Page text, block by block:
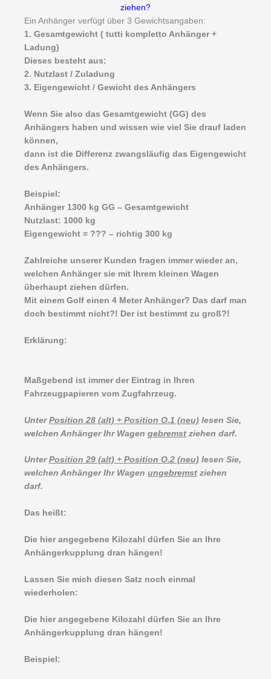
ziehen?
Ein Anhänger verfügt über 3 Gewichtsangaben:
1. Gesamtgewicht ( tutti kompletto Anhänger +
Ladung)
Dieses besteht aus:
2. Nutzlast / Zuladung
3. Eigengewicht / Gewicht des Anhängers
Wenn Sie also das Gesamtgewicht (GG) des
Anhängers haben und wissen wie viel Sie drauf laden
können,
dann ist die Differenz zwangsläufig das Eigengewicht
des Anhängers.
Beispiel:
Anhänger 1300 kg GG – Gesamtgewicht
Nutzlast: 1000 kg
Eigengewicht = ??? – richtig 300 kg
Zahlreiche unserer Kunden fragen immer wieder an,
welchen Anhänger sie mit Ihrem kleinen Wagen
überhaupt ziehen dürfen.
Mit einem Golf einen 4 Meter Anhänger? Das darf man
doch bestimmt nicht?! Der ist bestimmt zu groß?!
Erklärung:
Maßgebend ist immer der Eintrag in Ihren
Fahrzeugpapieren vom Zugfahrzeug.
Unter Position 28 (alt) + Position O.1 (neu) lesen Sie,
welchen Anhänger Ihr Wagen gebremst ziehen darf.
Unter Position 29 (alt) + Position O.2 (neu) lesen Sie,
welchen Anhänger Ihr Wagen ungebremst ziehen
darf.
Das heißt:
Die hier angegebene Kilozahl dürfen Sie an Ihre
Anhängerkupplung dran hängen!
Lassen Sie mich diesen Satz noch einmal
wiederholen:
Die hier angegebene Kilozahl dürfen Sie an Ihre
Anhängerkupplung dran hängen!
Beispiel: